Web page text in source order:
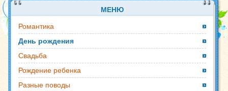
МЕНЮ
Романтика
День рождения
Свадьба
Рождение ребенка
Разные поводы